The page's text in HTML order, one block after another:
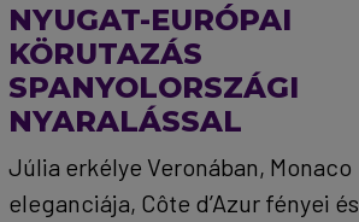
NYUGAT-EURÓPAI
KÖRUTAZÁS
SPANYOLORSZÁGI
NYARALÁSSAL
Júlia erkélye Veronában, Monaco
eleganciája, Côte d’Azur fényei és